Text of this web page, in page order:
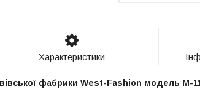
Характеристики
фабрики West-Fashion модель М-